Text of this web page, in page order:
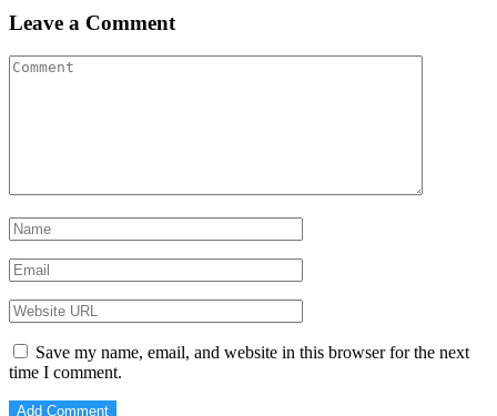
Leave a Comment
Save my name, email, and website in this browser for the next
time I comment.